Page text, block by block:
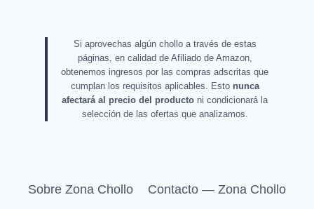
Si aprovechas algún chollo a través de estas
páginas, en calidad de Afiliado de Amazon,
obtenemos ingresos por las compras adscritas que
cumplan los requisitos aplicables. Esto nunca
afectará al precio del producto ni condicionará la
selección de las ofertas que analizamos.
Sobre Zona Chollo
Contacto — Zona Chollo